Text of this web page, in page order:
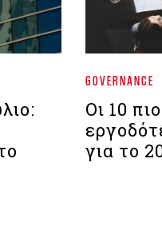
GOVERNANCE
Οι 10
για το